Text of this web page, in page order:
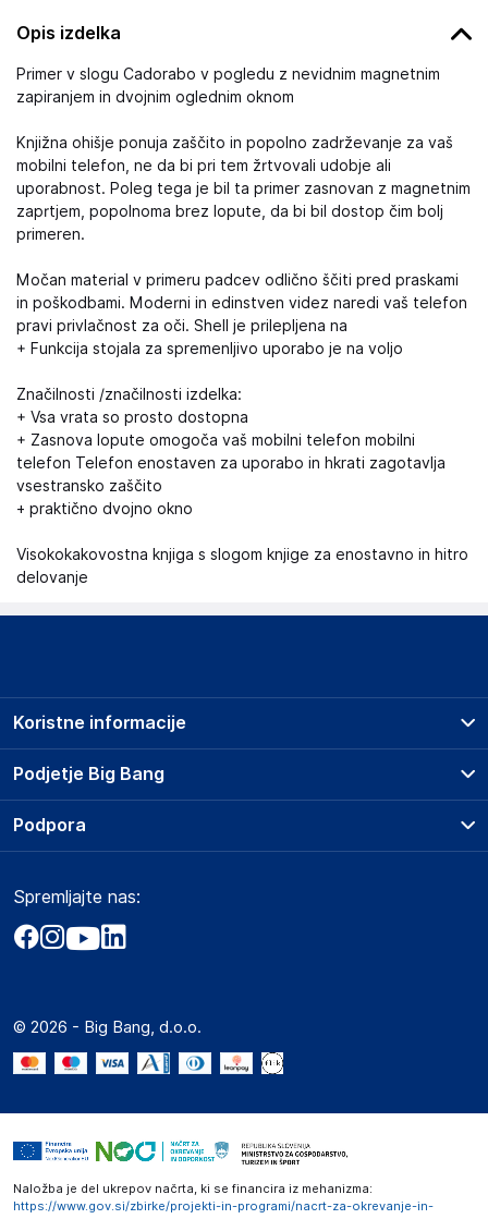
Opis izdelka
Primer v slogu Cadorabo v pogledu z nevidnim magnetnim
zapiranjem in dvojnim oglednim oknom
Knjižna ohišje ponuja zaščito in popolno zadrževanje za vaš
mobilni telefon, ne da bi pri tem žrtvovali udobje ali
uporabnost. Poleg tega je bil ta primer zasnovan z magnetnim
zaprtjem, popolnoma brez lopute, da bi bil dostop čim bolj
primeren.
Močan material v primeru padcev odlično ščiti pred praskami
in poškodbami. Moderni in edinstven videz naredi vaš telefon
pravi privlačnost za oči. Shell je prilepljena na
+ Funkcija stojala za spremenljivo uporabo je na voljo
Značilnosti /značilnosti izdelka:
+ Vsa vrata so prosto dostopna
+ Zasnova lopute omogoča vaš mobilni telefon mobilni
telefon Telefon enostaven za uporabo in hkrati zagotavlja
vsestransko zaščito
+ praktično dvojno okno
Visokokakovostna knjiga s slogom knjige za enostavno in hitro
delovanje
Podjetje Big Bang
O podjetju
Obvestila za javnost
Akt o digitalnih storitvah
Marketplace za partnerje
Novosti
Koristne informacije
Prodajna mesta
Storitve
Dostava, vnos in odvoz
Zavarovanje izdelkov
Podpora
Marketplace
Kako oddati naročilo?
Spremljajte nas:
© 2026 - Big Bang, d.o.o.
Naložba je del ukrepov načrta, ki se financira iz mehanizma:
https://www.gov.si/zbirke/projekti-in-programi/nacrt-za-okrevanje-in-